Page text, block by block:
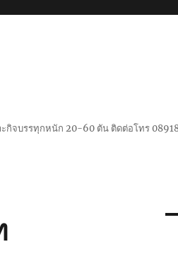
าะกิจบรรทุกหนัก 20-60 ตัน ติดต่อโทร